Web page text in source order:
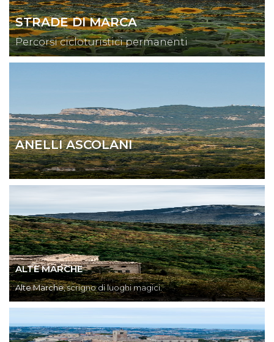
STRADE DI MARCA
Percorsi cicloturistici permanenti
ANELLI ASCOLANI
ALTE MARCHE
Alte Marche, scrigno di luoghi magici.